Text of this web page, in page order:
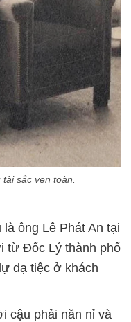
sắc vẹn toàn.
ông Lê Phát An tại
từ Đốc Lý thành phố
dạ tiệc ở khách
cậu phải năn nỉ và